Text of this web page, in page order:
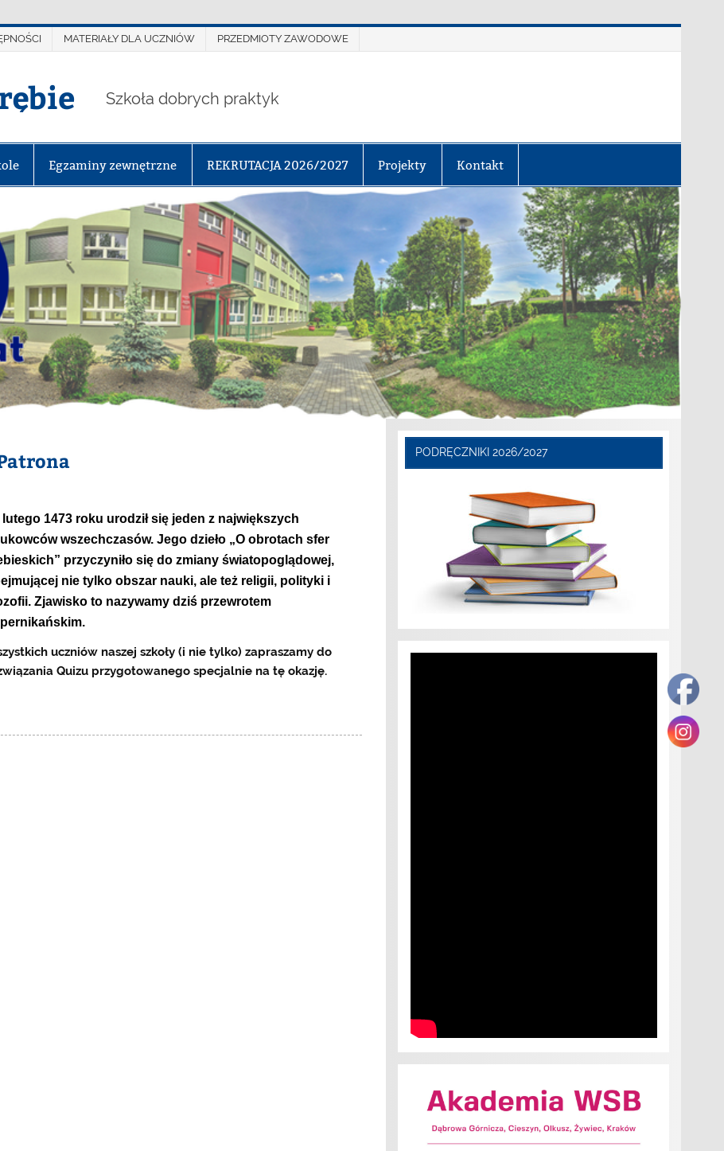
MATERIAŁY DLA UCZNIÓW PRZEDMIOTY ZAWODOWE
Szkoła dobrych praktyk
Egzaminy zewnętrzne REKRUTACJA 2026/2027 Projekty Kontakt
lutego 1473 roku urodził się jeden z największych
wszechczasów. Jego dzieło „O obrotach sfer
przyczyniło się do zmiany światopoglądowej,
nie tylko obszar nauki, ale też religii, polityki i
Zjawisko to nazywamy dziś przewrotem
uczniów naszej szkoły (i nie tylko) zapraszamy do
Quizu przygotowanego specjalnie na tę okazję.
PODRĘCZNIKI 2026/2027